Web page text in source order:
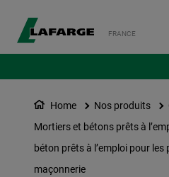
FRANCE
Home Nos produits
Mortiers et bétons prêts à
béton prêts à l’emploi pour
maçonnerie